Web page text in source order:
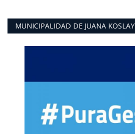
MUNICIPALIDAD DE JUANA KOSLAY